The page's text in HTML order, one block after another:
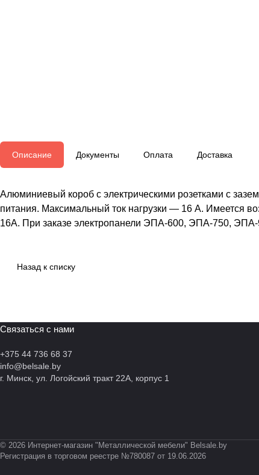
Описание Документы Оплата Доставка
Алюминиевый короб с электрическими розетками с
питания. Максимальный ток нагрузки — 16 А. Имеется
16А. При заказе электропанели ЭПА-600, ЭПА-750, ЭПА-
Назад к списку
Связаться с нами
+375 44 736 68 37
info@belsale.by
г. Минск, ул. Логойский тракт 22А, корпус 1
© 2026 Интернет-магазин "Металлической мебели" Belsale.by
Регистрация в торговом реестре №780087 от 19.06.2026